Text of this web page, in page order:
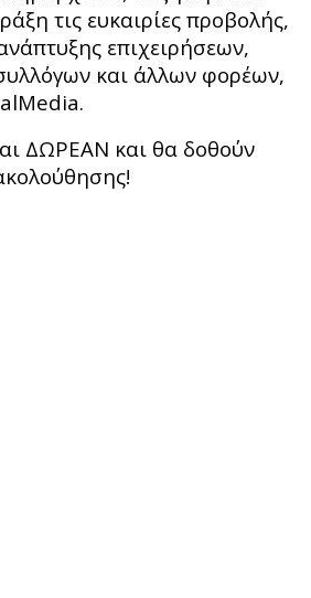
τις ευκαιρίες προβολής,
επιχειρήσεων,
και άλλων φορέων,
ΔΩΡΕΑΝ και θα δοθούν